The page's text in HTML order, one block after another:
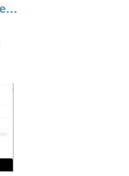
Experimentos aleatorios y operaciones con sucesos